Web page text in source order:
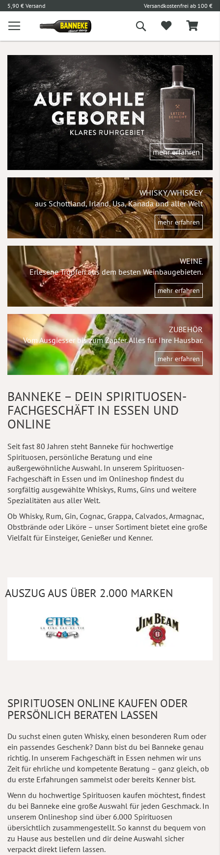
5,90 € Versand Versandkostenfrei ab 100 €
Suche
mehr erfahren
WHISKY/WHISKEY
aus Schottland, Irland, Usa, Kanada und aller Welt
mehr erfahren
WEINE
Erlesene Tropfen aus dem besten Weinbaugebieten.
mehr erfahren
ZUBEHÖR
Vom Ausgiesser bis zum Zapfer. Alles für Ihre Hausbar.
mehr erfahren
BANNEKE – DEIN SPIRITUOSEN-
FACHGESCHÄFT IN ESSEN UND
ONLINE
Seit fast 80 Jahren steht Banneke für hochwertige
Spirituosen, persönliche Beratung und eine
außergewöhnliche Auswahl. In unserem Spirituosen-
Fachgeschäft in Essen und im Onlineshop findest du
sorgfältig ausgewählte Whiskys, Rums, Gins und weitere
Spezialitäten aus aller Welt.
Ob Whisky, Rum, Gin, Cognac, Grappa, Calvados, Armagnac,
Obstbrände oder Liköre – unser Sortiment bietet eine große
Vielfalt für Einsteiger, Genießer und Kenner.
AUSZUG AUS ÜBER 2.000 MARKEN
SPIRITUOSEN ONLINE KAUFEN ODER
PERSÖNLICH BERATEN LASSEN
Du suchst einen guten Whisky, einen besonderen Rum oder
ein passendes Geschenk? Dann bist du bei Banneke genau
richtig. In unserem Fachgeschäft in Essen nehmen wir uns
Zeit für ehrliche und kompetente Beratung – ganz gleich, ob
du erste Erfahrungen sammelst oder bereits Kenner bist.
Wenn du hochwertige Spirituosen kaufen möchtest, findest
du bei Banneke eine große Auswahl für jeden Geschmack. In
unserem Onlineshop sind über 6.000 Spirituosen
übersichtlich zusammengestellt. So kannst du bequem von
zu Hause aus bestellen und dir deine Auswahl sicher
verpackt direkt liefern lassen.